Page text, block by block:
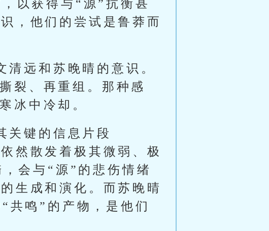
以获得与“源”抗衡甚
，他们的尝试是鲁莽而
远和苏晚晴的意识。
裂、再重组。那种感
冰中冷却。
关键的信息片段
然散发着极其微弱、极
会与“源”的悲伤情绪
生成和演化。而苏晚晴
共鸣”的产物，是他们